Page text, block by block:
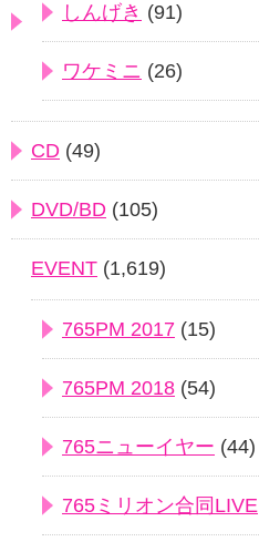
しんげき (91)
ワケミニ (26)
CD (49)
DVD/BD (105)
EVENT (1,619)
765PM 2017 (15)
765PM 2018 (54)
765ニューイヤー (44)
765ミリオン合同LIVE